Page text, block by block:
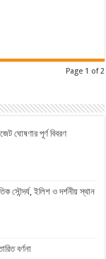
Page 1 of 2
ঘোষণার পূর্ণ বিবরণ
সৌন্দর্য, ইলিশ ও দর্শনীয় স্থান
বর্ণনা